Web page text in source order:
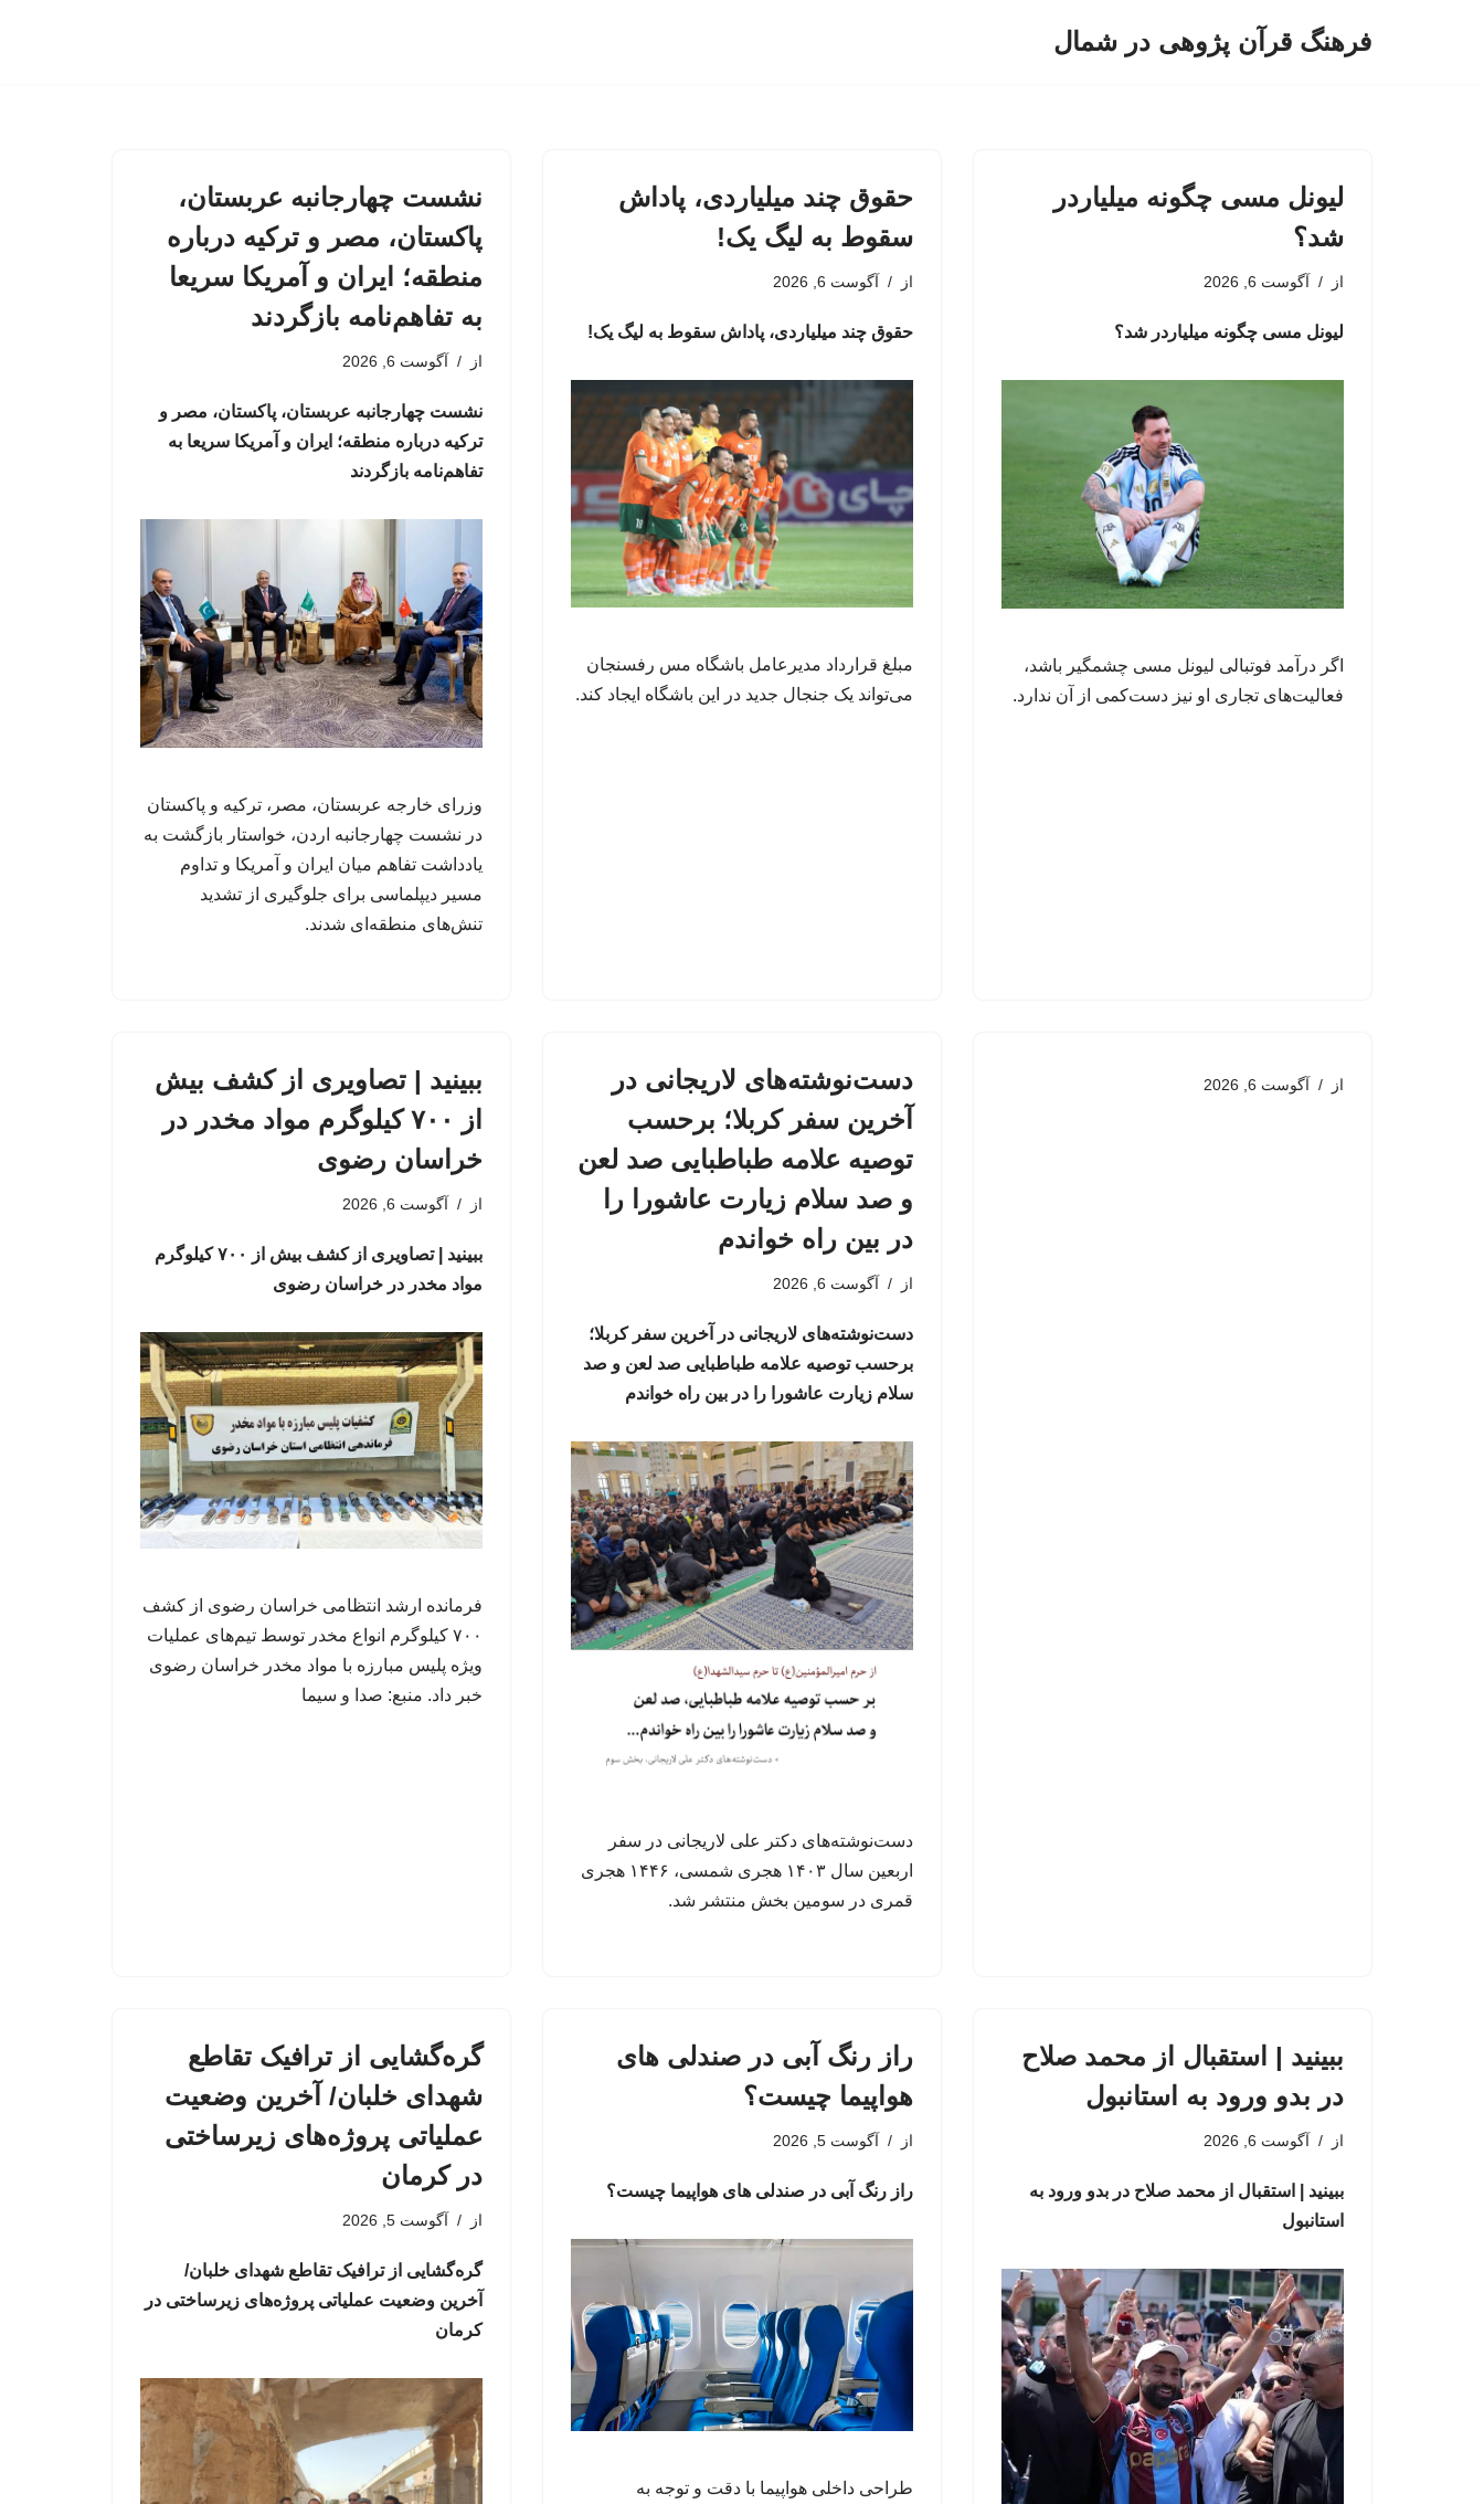
فرهنگ قرآن پژوهی در شمال
لیونل مسی چگونه میلیاردر
شد؟
از آگوست 6, 2026
لیونل مسی چگونه میلیاردر شد؟
اگر درآمد فوتبالی لیونل مسی چشمگیر باشد،
فعالیت‌های تجاری او نیز دست‌کمی از آن ندارد.
حقوق چند میلیاردی، پاداش
سقوط به لیگ یک!
از آگوست 6, 2026
حقوق چند میلیاردی، پاداش سقوط به لیگ یک!
مبلغ قرارداد مدیرعامل باشگاه مس رفسنجان
می‌تواند یک جنجال جدید در این باشگاه ایجاد کند.
نشست چهارجانبه عربستان،
پاکستان، مصر و ترکیه درباره
منطقه؛ ایران و آمریکا سریعا
به تفاهم‌نامه بازگردند
از آگوست 6, 2026
نشست چهارجانبه عربستان، پاکستان، مصر و
ترکیه درباره منطقه؛ ایران و آمریکا سریعا به
تفاهم‌نامه بازگردند
وزرای خارجه عربستان، مصر، ترکیه و پاکستان
در نشست چهارجانبه اردن، خواستار بازگشت به
یادداشت تفاهم میان ایران و آمریکا و تداوم
مسیر دیپلماسی برای جلوگیری از تشدید
تنش‌های منطقه‌ای شدند.
از آگوست 6, 2026
دست‌نوشته‌های لاریجانی در
آخرین سفر کربلا؛ برحسب
توصیه علامه طباطبایی صد لعن
و صد سلام زیارت عاشورا را
در بین راه خواندم
از آگوست 6, 2026
دست‌نوشته‌های لاریجانی در آخرین سفر کربلا؛
برحسب توصیه علامه طباطبایی صد لعن و صد
سلام زیارت عاشورا را در بین راه خواندم
دست‌نوشته‌های دکتر علی لاریجانی در سفر
اربعین سال ۱۴۰۳ هجری شمسی، ۱۴۴۶ هجری
قمری در سومین بخش منتشر شد.
ببینید | تصاویری از کشف بیش
از ۷۰۰ کیلوگرم مواد مخدر در
خراسان رضوی
از آگوست 6, 2026
ببینید | تصاویری از کشف بیش از ۷۰۰ کیلوگرم
مواد مخدر در خراسان رضوی
فرمانده ارشد انتظامی خراسان رضوی از کشف
۷۰۰ کیلوگرم انواع مخدر توسط تیم‌های عملیات
ویژه پلیس مبارزه با مواد مخدر خراسان رضوی
خبر داد. منبع: صدا و سیما
ببینید | استقبال از محمد صلاح
در بدو ورود به استانبول
از آگوست 6, 2026
ببینید | استقبال از محمد صلاح در بدو ورود به
استانبول
راز رنگ آبی در صندلی های
هواپیما چیست؟
از آگوست 5, 2026
راز رنگ آبی در صندلی های هواپیما چیست؟
طراحی داخلی هواپیما با دقت و توجه به
گره‌گشایی از ترافیک تقاطع
شهدای خلبان/ آخرین وضعیت
عملیاتی پروژه‌های زیرساختی
در کرمان
از آگوست 5, 2026
گره‌گشایی از ترافیک تقاطع شهدای خلبان/
آخرین وضعیت عملیاتی پروژه‌های زیرساختی در
کرمان